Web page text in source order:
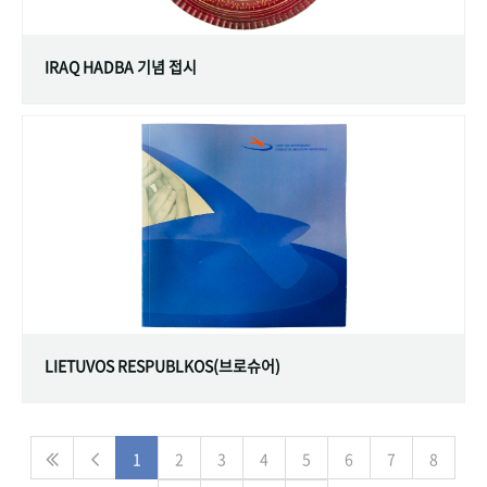
IRAQ HADBA 기념 접시
LIETUVOS RESPUBLKOS(브로슈어)
1 2 3 4 5 6 7 8